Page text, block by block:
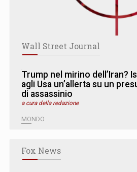
Wall Street Journal
Trump nel mirino dell’Iran?
agli Usa un’allerta su un
di assassinio
a cura della redazione
MONDO
Fox News